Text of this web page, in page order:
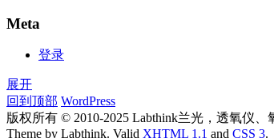
Meta
登录
展开
回到顶部 WordPress
版权所有 © 2010-2025 Labthink兰光，透氧仪
Theme by Labthink. Valid XHTML 1.1 and CSS 3.